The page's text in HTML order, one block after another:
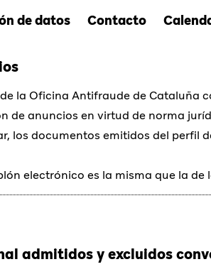
de datos Contacto
la Oficina Antifraude de Cataluña
de anuncios en virtud de norma
, los documentos emitidos del perfil
electrónico es la misma que la de
admitidos y excluidos